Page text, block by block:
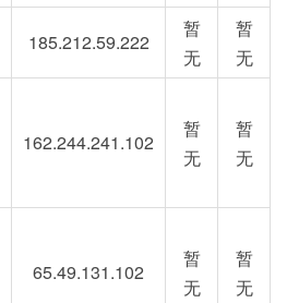
185.212.59.222
暂
无
暂
无
162.244.241.102
暂
无
暂
无
65.49.131.102
暂
无
暂
无